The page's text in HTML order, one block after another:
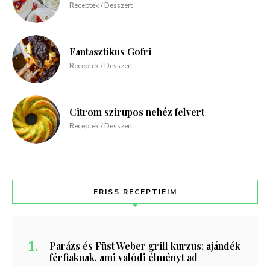
Receptek / Desszert
Fantasztikus Gofri
Receptek / Desszert
Citrom szirupos nehéz felvert
Receptek / Desszert
FRISS RECEPTJEIM
Parázs és Füst Weber grill kurzus: ajándék
férfiaknak, ami valódi élményt ad